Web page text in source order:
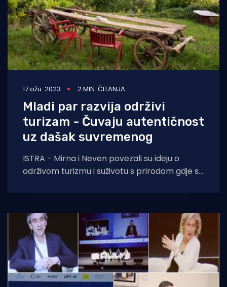
17 ožu. 2023 2 MIN. ČITANJA
Mladi par razvija održivi
turizam - Čuvaju autentičnost
uz dašak suvremenog
ISTRA - Mirna i Neven povezali su ideju o
održivom turizmu i suživotu s prirodom gdje se